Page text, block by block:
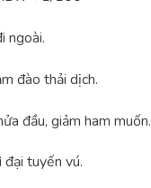
ngoài.
đào thải dịch.
đầu, giảm ham muốn.
đại tuyến vú.